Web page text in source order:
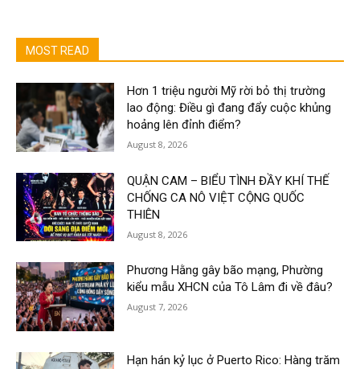
MOST READ
Hơn 1 triệu người Mỹ rời bỏ thị trường
lao động: Điều gì đang đẩy cuộc khủng
hoảng lên đỉnh điểm?
August 8, 2026
QUẬN CAM – BIỂU TÌNH ĐẦY KHÍ THẾ
CHỐNG CA NÔ VIỆT CỘNG QUỐC
THIÊN
August 8, 2026
Phương Hằng gây bão mạng, Phường
kiểu mẫu XHCN của Tô Lâm đi về đâu?
August 7, 2026
Hạn hán kỷ lục ở Puerto Rico: Hàng trăm